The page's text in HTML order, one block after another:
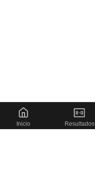
Inicio Resultados